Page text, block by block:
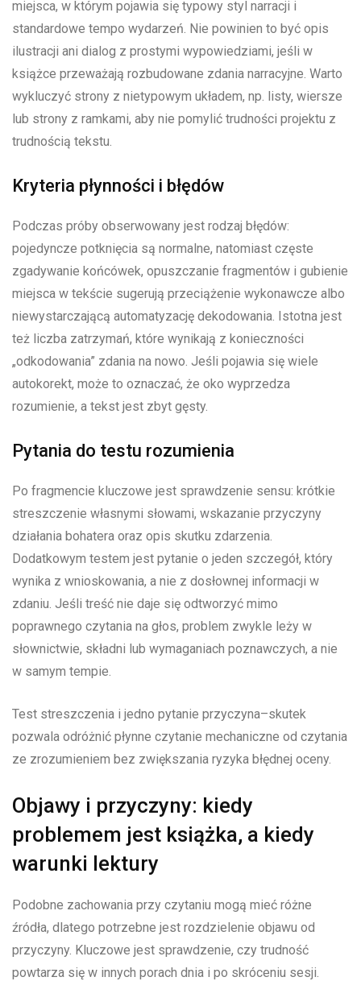
miejsca, w którym pojawia się typowy styl narracji i
standardowe tempo wydarzeń. Nie powinien to być opis
ilustracji ani dialog z prostymi wypowiedziami, jeśli w
książce przeważają rozbudowane zdania narracyjne. Warto
wykluczyć strony z nietypowym układem, np. listy, wiersze
lub strony z ramkami, aby nie pomylić trudności projektu z
trudnością tekstu.
Kryteria płynności i błędów
Podczas próby obserwowany jest rodzaj błędów:
pojedyncze potknięcia są normalne, natomiast częste
zgadywanie końcówek, opuszczanie fragmentów i gubienie
miejsca w tekście sugerują przeciążenie wykonawcze albo
niewystarczającą automatyzację dekodowania. Istotna jest
też liczba zatrzymań, które wynikają z konieczności
„odkodowania” zdania na nowo. Jeśli pojawia się wiele
autokorekt, może to oznaczać, że oko wyprzedza
rozumienie, a tekst jest zbyt gęsty.
Pytania do testu rozumienia
Po fragmencie kluczowe jest sprawdzenie sensu: krótkie
streszczenie własnymi słowami, wskazanie przyczyny
działania bohatera oraz opis skutku zdarzenia.
Dodatkowym testem jest pytanie o jeden szczegół, który
wynika z wnioskowania, a nie z dosłownej informacji w
zdaniu. Jeśli treść nie daje się odtworzyć mimo
poprawnego czytania na głos, problem zwykle leży w
słownictwie, składni lub wymaganiach poznawczych, a nie
w samym tempie.
Test streszczenia i jedno pytanie przyczyna–skutek
pozwala odróżnić płynne czytanie mechaniczne od czytania
ze zrozumieniem bez zwiększania ryzyka błędnej oceny.
Objawy i przyczyny: kiedy
problemem jest książka, a kiedy
warunki lektury
Podobne zachowania przy czytaniu mogą mieć różne
źródła, dlatego potrzebne jest rozdzielenie objawu od
przyczyny. Kluczowe jest sprawdzenie, czy trudność
powtarza się w innych porach dnia i po skróceniu sesji.